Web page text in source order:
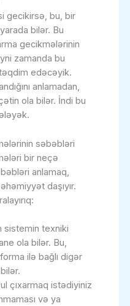
gecikirsə, bu, bir
bilər. Bu
gecikmələrinin
zamanda bu
edəcəyik.
anlamadan,
ola bilər. İndi bu
səbəbləri
bir neçə
anlamaq,
daşıyır.
sistemin texniki
ola bilər. Bu,
ilə bağlı digər
çıxarmaq istədiyiniz
və ya